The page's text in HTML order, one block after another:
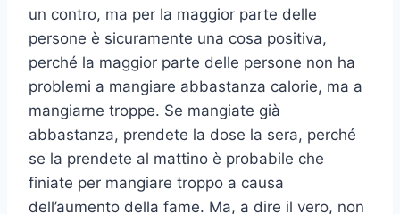
un contro, ma per la maggior parte delle
persone è sicuramente una cosa positiva,
perché la maggior parte delle persone non ha
problemi a mangiare abbastanza calorie, ma a
mangiarne troppe. Se mangiate già
abbastanza, prendete la dose la sera, perché
se la prendete al mattino è probabile che
finiate per mangiare troppo a causa
dell’aumento della fame. Ma, a dire il vero, non